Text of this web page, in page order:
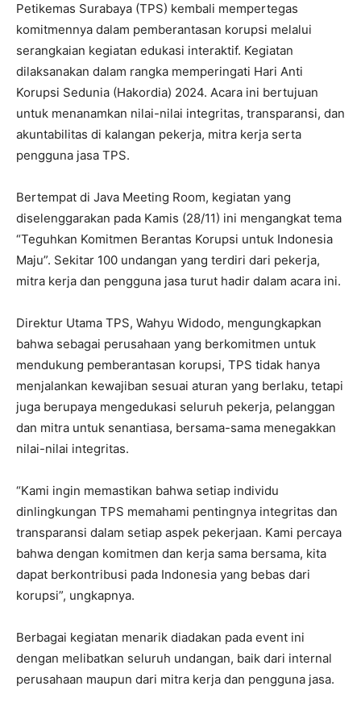
Petikemas Surabaya (TPS) kembali mempertegas
komitmennya dalam pemberantasan korupsi melalui
serangkaian kegiatan edukasi interaktif. Kegiatan
dilaksanakan dalam rangka memperingati Hari Anti
Korupsi Sedunia (Hakordia) 2024. Acara ini bertujuan
untuk menanamkan nilai-nilai integritas, transparansi, dan
akuntabilitas di kalangan pekerja, mitra kerja serta
pengguna jasa TPS.
Bertempat di Java Meeting Room, kegiatan yang
diselenggarakan pada Kamis (28/11) ini mengangkat tema
“Teguhkan Komitmen Berantas Korupsi untuk Indonesia
Maju”. Sekitar 100 undangan yang terdiri dari pekerja,
mitra kerja dan pengguna jasa turut hadir dalam acara ini.
Direktur Utama TPS, Wahyu Widodo, mengungkapkan
bahwa sebagai perusahaan yang berkomitmen untuk
mendukung pemberantasan korupsi, TPS tidak hanya
menjalankan kewajiban sesuai aturan yang berlaku, tetapi
juga berupaya mengedukasi seluruh pekerja, pelanggan
dan mitra untuk senantiasa, bersama-sama menegakkan
nilai-nilai integritas.
“Kami ingin memastikan bahwa setiap individu
dinlingkungan TPS memahami pentingnya integritas dan
transparansi dalam setiap aspek pekerjaan. Kami percaya
bahwa dengan komitmen dan kerja sama bersama, kita
dapat berkontribusi pada Indonesia yang bebas dari
korupsi”, ungkapnya.
Berbagai kegiatan menarik diadakan pada event ini
dengan melibatkan seluruh undangan, baik dari internal
perusahaan maupun dari mitra kerja dan pengguna jasa.